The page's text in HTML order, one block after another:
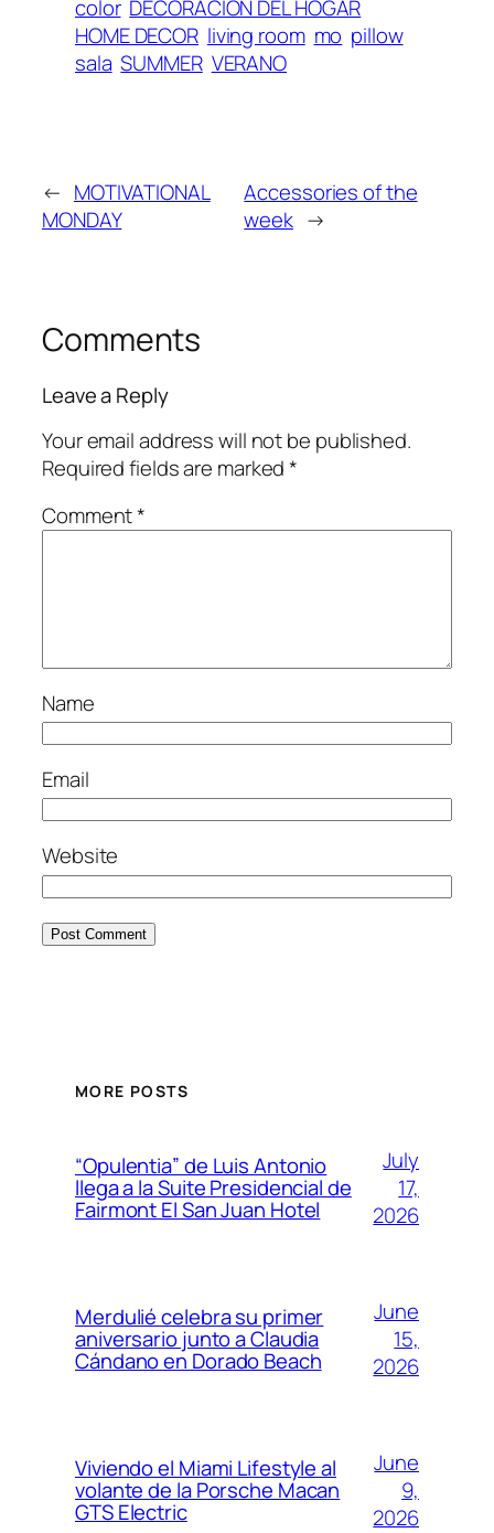
color DECORACION DEL HOGAR
HOME DECOR living room mo pillow
sala SUMMER VERANO
← MOTIVATIONAL
MONDAY
Accessories of the
week →
Comments
Leave a Reply
Your email address will not be published.
Required fields are marked*
Comment*
Name
Email
Website
MORE POSTS
“Opulentia” de Luis Antonio
llega a la Suite Presidencial de
Fairmont El San Juan Hotel
July
17,
2026
Merdulié celebra su primer
aniversario junto a Claudia
Cándano en Dorado Beach
June
15,
2026
Viviendo el Miami Lifestyle al
volante de la Porsche Macan
GTS Electric
June
9,
2026